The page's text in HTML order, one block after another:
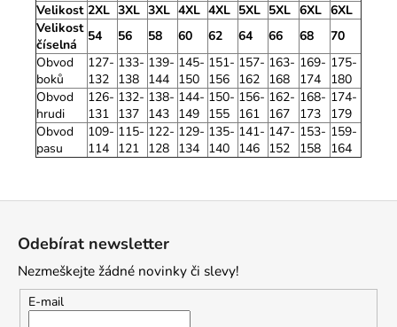
Velikost 2XL 3XL 3XL 4XL 4XL 5XL 5XL 6XL 6XL
Velikost
číselná
54 56 58 60 62 64 66 68
70
Obvod
boků
127-
132
133-
138
139-
144
145-
150
151-
156
157-
162
163-
168
169-
174
175-
180
Obvod
hrudi
126-
131
132-
137
138-
143
144-
149
150-
155
156-
161
162-
167
168-
173
174-
179
Obvod
pasu
109-
114
115-
121
122-
128
129-
134
135-
140
141-
146
147-
152
153-
158
159-
164
Odebírat newsletter
Nezmeškejte žádné novinky či slevy!
E-mail